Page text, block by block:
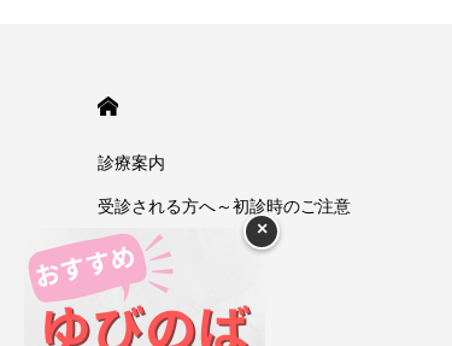
診療案内
受診される方へ～初診時のご注意
今井一彰 院長紹介
あいうべ体操
ゆびのば体操
×